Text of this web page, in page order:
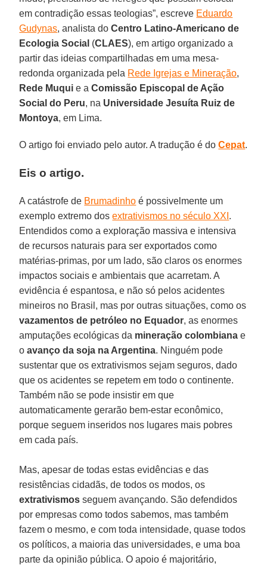
em contradição essas teologias”, escreve Eduardo
Gudynas, analista doCentro Latino-Americano de
Ecologia Social (CLAES), em artigo organizado a
partir das ideias compartilhadas em uma mesa-
redonda organizada pela Rede Igrejas e Mineração,
Rede Muqui e aComissão Episcopal de Ação
Social do Peru, na Universidade Jesuíta Ruiz de
Montoya, em Lima.
O artigo foi enviado pelo autor. A tradução é doCepat.
Eis o artigo.
A catástrofe de Brumadinho é possivelmente um
exemplo extremo dosextrativismos no século XXI .
Entendidos como a exploração massiva e intensiva
de recursos naturais para ser exportados como
matérias-primas, por um lado, são claros os enormes
impactos sociais e ambientais que acarretam. A
evidência é espantosa, e não só pelos acidentes
mineiros no Brasil, mas por outras situações, como os
vazamentos de petróleo no Equador, as enormes
amputações ecológicas da mineração colombiana e
oavanço da soja na Argentina. Ninguém pode
sustentar que os extrativismos sejam seguros, dado
que os acidentes se repetem em todo o continente.
Também não se pode insistir em que
automaticamente gerarão bem-estar econômico,
porque seguem inseridos nos lugares mais pobres
em cada país.
Mas, apesar de todas estas evidências e das
resistências cidadãs, de todos os modos, os
extrativismos seguem avançando. São defendidos
por empresas como todos sabemos, mas também
fazem o mesmo, e com toda intensidade, quase todos
os políticos, a maioria das universidades, e uma boa
parte da opinião pública. O apoio é majoritário,